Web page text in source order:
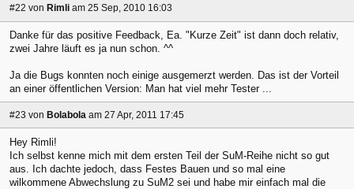
#22 von Rimli am 25 Sep, 2010 16:03
Danke für das positive Feedback, Ea. "Kurze Zeit" ist dann doch relativ,
zwei Jahre läuft es ja nun schon. ^^
Ja die Bugs konnten noch einige ausgemerzt werden. Das ist der Vorteil
an einer öffentlichen Version: Man hat viel mehr Tester ...
#23 von Bolabola am 27 Apr, 2011 17:45
Hey Rimli!
Ich selbst kenne mich mit dem ersten Teil der SuM-Reihe nicht so gut
aus. Ich dachte jedoch, dass Festes Bauen und so mal eine
wilkommene Abwechslung zu SuM2 sei und habe mir einfach mal die